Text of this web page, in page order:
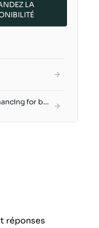
LA
Leasing & financing for businesses
réponses